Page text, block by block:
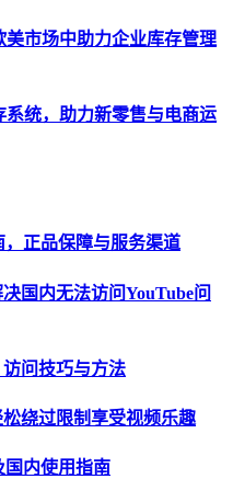
市场中助力企业库存管理
统，助力新零售与电商运
正品保障与服务渠道
国内无法访问YouTube问
问技巧与方法
绕过限制享受视频乐趣
内使用指南